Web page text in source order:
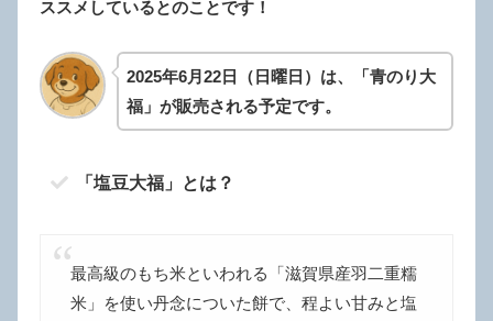
ススメしているとのことです！
2025年6月22日（日曜日）は、「青のり大
福」が販売される予定です。
「塩豆大福」とは？
最高級のもち米といわれる「滋賀県産羽二重糯
米」を使い丹念についた餅で、程よい甘みと塩